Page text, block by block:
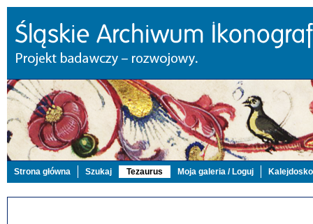
Strona główna Szukaj Tezaurus Moja galeria / Loguj